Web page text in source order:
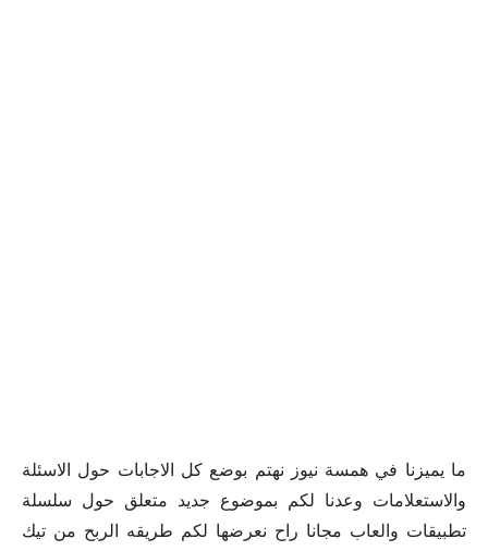
ما يميزنا في همسة نيوز نهتم بوضع كل الاجابات حول الاسئلة
والاستعلامات وعدنا لكم بموضوع جديد متعلق حول سلسلة
تطبيقات والعاب مجانا راح نعرضها لكم طريقه الربح من تيك